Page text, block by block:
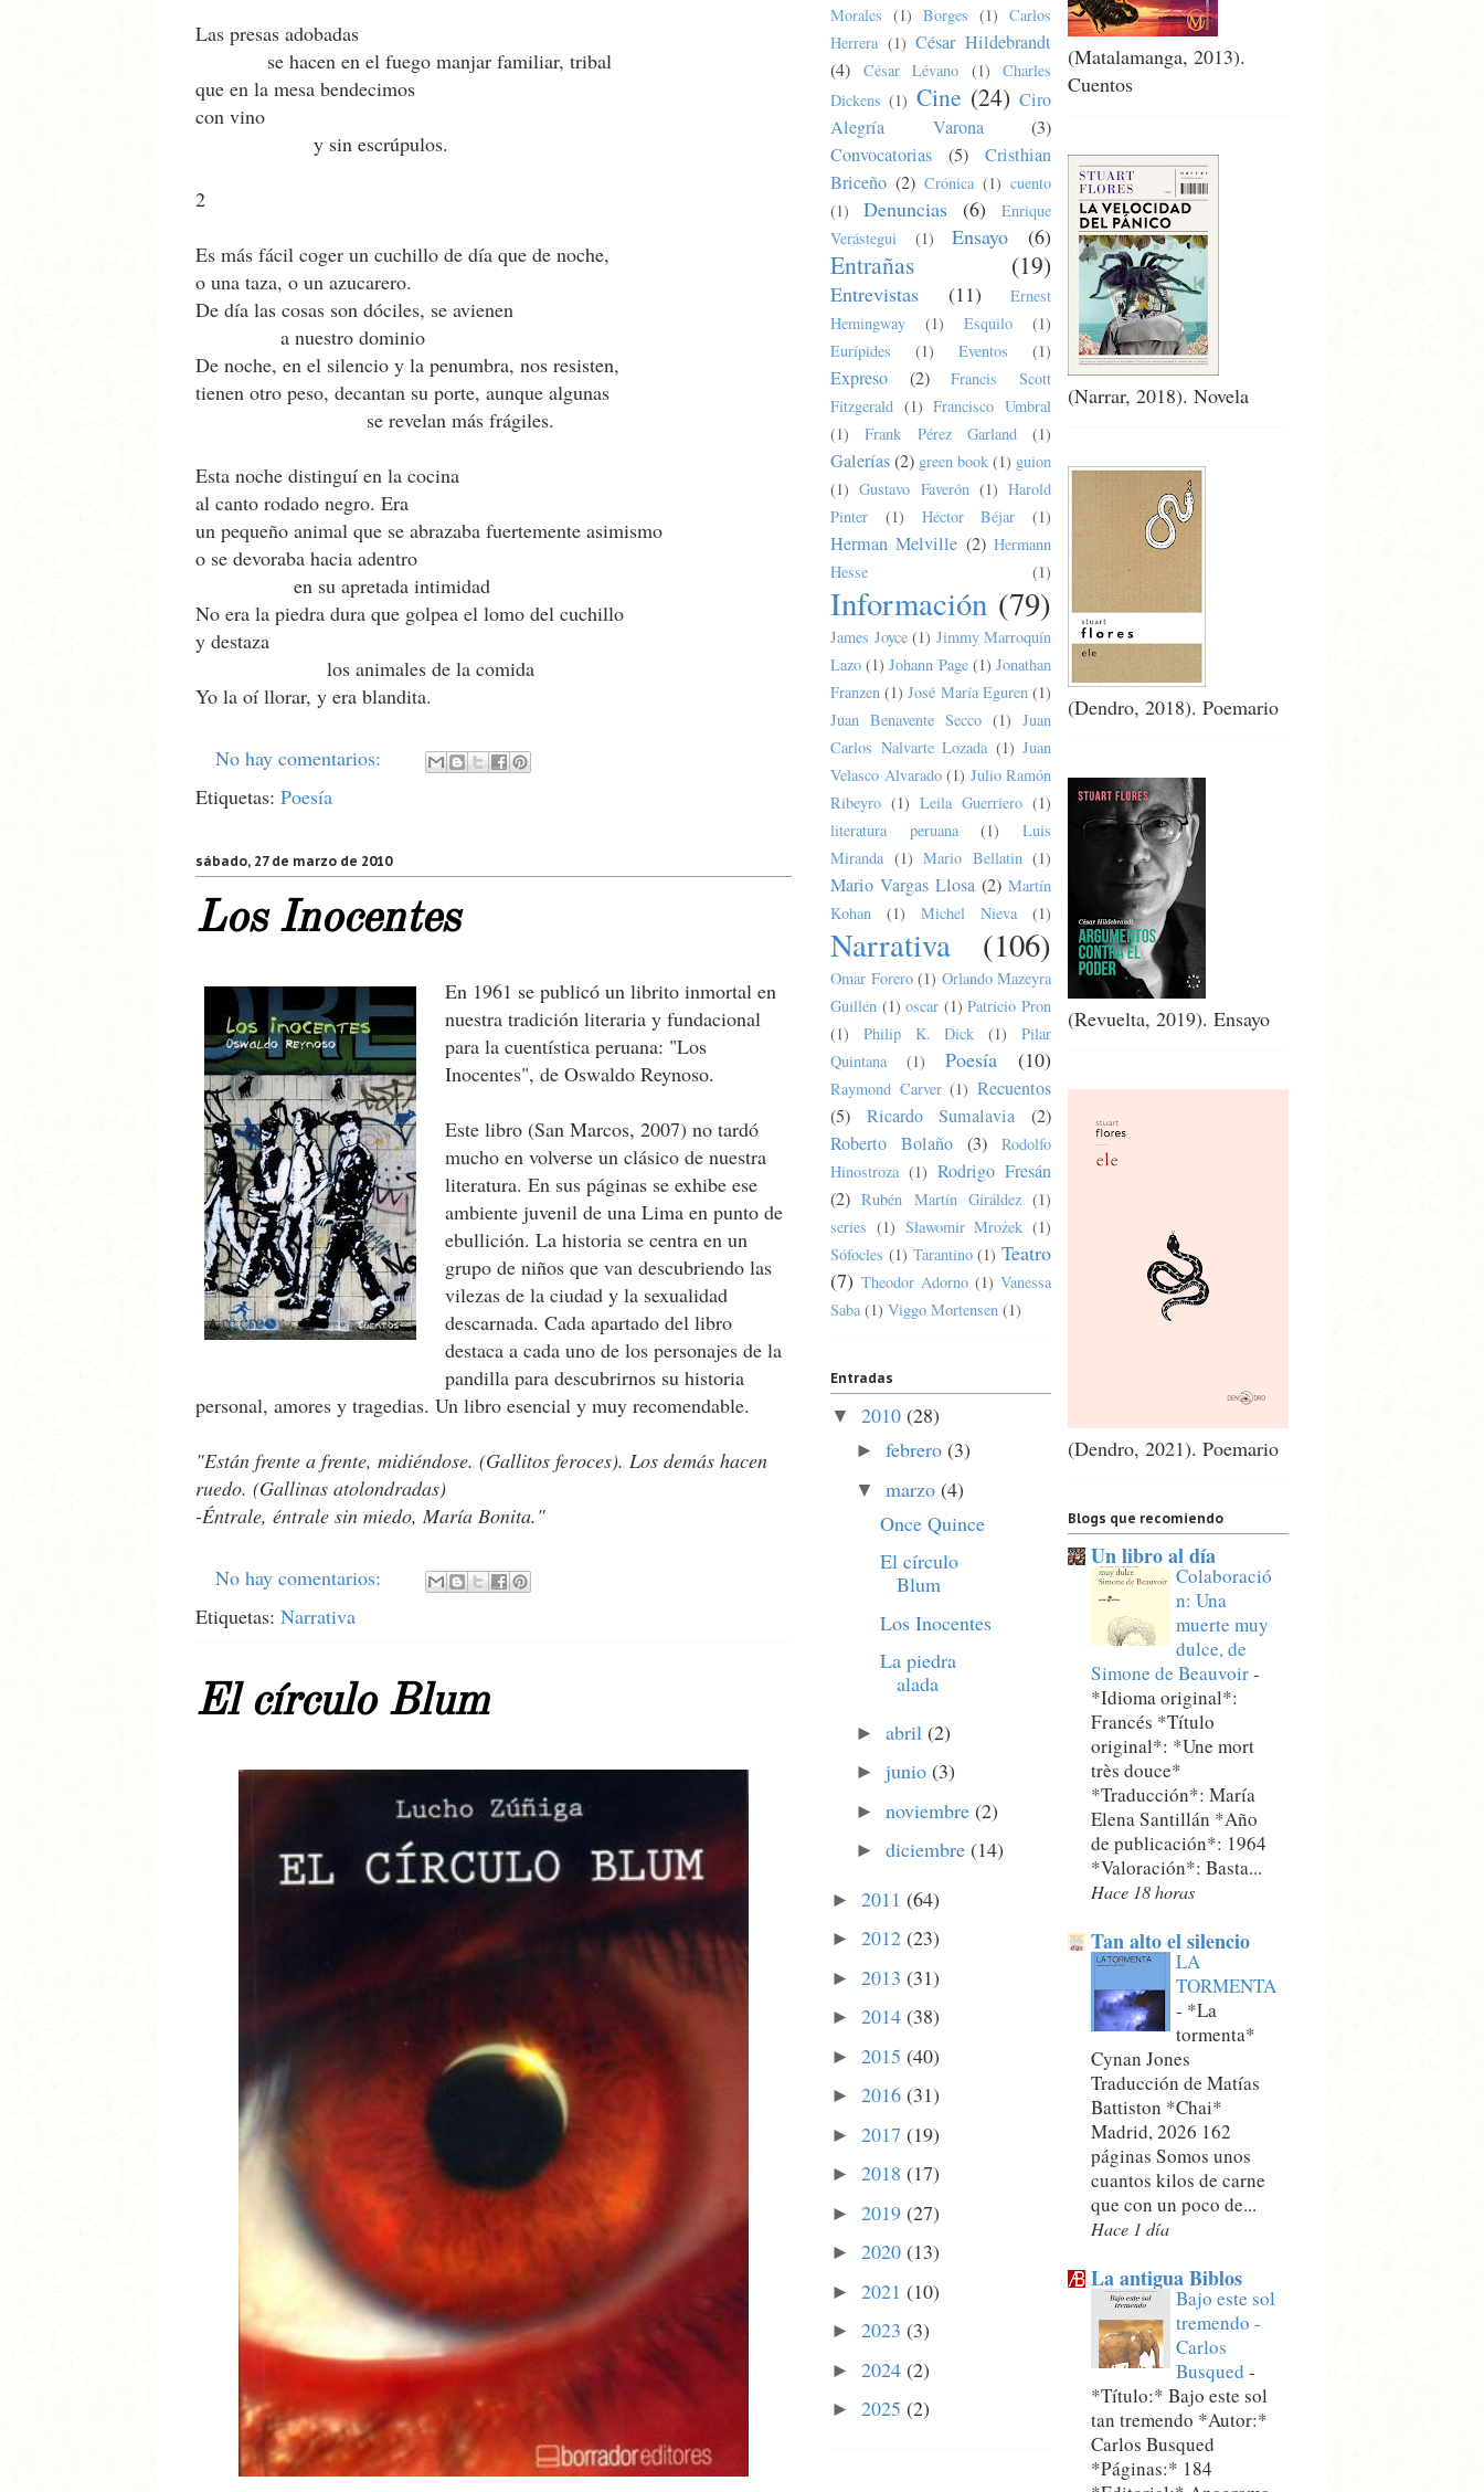
Las presas adobadas
se hacen en el fuego manjar familiar, tribal
que en la mesa bendecimos
con vino
y sin escrúpulos.
2
Es más fácil coger un cuchillo de día que de noche,
o una taza, o un azucarero.
De día las cosas son dóciles, se avienen
a nuestro dominio
De noche, en el silencio y la penumbra, nos resisten,
tienen otro peso, decantan su porte, aunque algunas
se revelan más frágiles.
Esta noche distinguí en la cocina
al canto rodado negro. Era
un pequeño animal que se abrazaba fuertemente asimismo
o se devoraba hacia adentro
en su apretada intimidad
No era la piedra dura que golpea el lomo del cuchillo
y destaza
los animales de la comida
Yo la oí llorar, y era blandita.
No hay comentarios:
Etiquetas: Poesía
sábado, 27 de marzo de 2010
Los Inocentes
En 1961 se publicó un librito inmortal en
nuestra tradición literaria y fundacional
para la cuentística peruana: "Los
Inocentes", de Oswaldo Reynoso.
Este libro (San Marcos, 2007) no tardó
mucho en volverse un clásico de nuestra
literatura. En sus páginas se exhibe ese
ambiente juvenil de una Lima en punto de
ebullición. La historia se centra en un
grupo de niños que van descubriendo las
vilezas de la ciudad y la sexualidad
descarnada. Cada apartado del libro
destaca a cada uno de los personajes de la
pandilla para descubrirnos su historia
personal, amores y tragedias. Un libro esencial y muy recomendable.
"Están frente a frente, midiéndose. (Gallitos feroces). Los demás hacen
ruedo. (Gallinas atolondradas)
-Éntrale, éntrale sin miedo, María Bonita."
No hay comentarios:
Etiquetas: Narrativa
El círculo Blum
Morales (1) Borges (1) Carlos
Herrera (1) César Hildebrandt
(4)
César Lévano (1)
Charles
Dickens (1) Cine (24) Ciro
Alegría Varona
(3)
Convocatorias
(5)
Cristhian
Briceño (2) Crónica (1) cuento
(1)
Denuncias (6)
Enrique
Verástegui
(1) Ensayo (6)
Entrañas (19)
Entrevistas (11)
Ernest
Hemingway
(1) Esquilo
(1)
Eurípides
(1) Eventos (1)
Expreso (2)
Francis Scott
Fitzgerald (1) Francisco Umbral
(1)
Frank Pérez Garland (1)
Galerías(2) green book (1) guion
(1) Gustavo Faverón (1) Harold
Pinter
(1) Héctor Béjar (1)
Herman Melville (2) Hermann
Hesse
(1)
Información (79)
James Joyce (1) Jimmy Marroquín
Lazo (1) Johann Page (1) Jonathan
Franzen (1) José María Eguren (1)
Juan Benavente Secco (1) Juan
Carlos Nalvarte Lozada (1) Juan
Velasco Alvarado (1) Julio Ramón
Ribeyro (1) Leila Guerriero (1)
literatura peruana
(1)
Luis
Miranda (1) Mario Bellatin (1)
Mario Vargas Llosa (2) Martín
Kohan
(1) Michel Nieva (1)
Narrativa (106)
Omar Forero (1) Orlando Mazeyra
Guillén (1) oscar (1) Patricio Pron
(1)
Philip K. Dick (1)
Pilar
Quintana
(1) Poesía (10)
Raymond Carver (1) Recuentos
(5)
Ricardo Sumalavia
(2)
Roberto Bolaño (3)
Rodolfo
Hinostroza (1) Rodrigo Fresán
(2) Rubén Martín Giráldez (1)
series (1) Sławomir Mrożek (1)
Sófocles (1) Tarantino (1) Teatro
(7) Theodor Adorno (1) Vanessa
Saba (1) Viggo Mortensen (1)
Entradas
▼ 2010 (28)
► febrero (3)
▼ marzo (4)
Once Quince
El círculo
Blum
Los Inocentes
La piedra
alada
► abril (2)
► junio (3)
► noviembre (2)
► diciembre (14)
► 2011 (64)
► 2012 (23)
► 2013 (31)
► 2014 (38)
► 2015 (40)
► 2016 (31)
► 2017 (19)
► 2018 (17)
► 2019 (27)
► 2020 (13)
► 2021 (10)
► 2023 (3)
► 2024 (2)
► 2025 (2)
(Matalamanga, 2013).
Cuentos
(Narrar, 2018). Novela
(Dendro, 2018). Poemario
(Revuelta, 2019). Ensayo
(Dendro, 2021). Poemario
Blogs que recomiendo
Un libro al día
Colaboració
n: Una
muerte muy
dulce, de
Simone de Beauvoir-
*Idioma original*:
Francés *Título
original*: *Une mort
très douce*
*Traducción*: María
Elena Santillán *Año
de publicación*: 1964
*Valoración*: Basta...
Hace 18 horas
Tan alto el silencio
LA
TORMENTA
- *La
tormenta*
Cynan Jones
Traducción de Matías
Battiston *Chai*
Madrid, 2026 162
páginas Somos unos
cuantos kilos de carne
que con un poco de...
Hace 1 día
La antigua Biblos
Bajo este sol
tremendo -
Carlos
Busqued -
*Título:* Bajo este sol
tan tremendo *Autor:*
Carlos Busqued
*Páginas:* 184